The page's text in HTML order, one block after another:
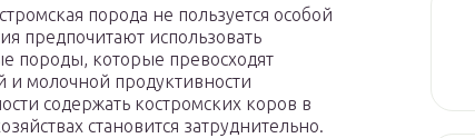
порода не пользуется особой
предпочитают использовать
породы, которые превосходят
и молочной продуктивности
содержать костромских коров в
становится затруднительно.